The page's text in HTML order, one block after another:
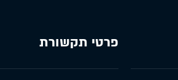
פרטי תקשורת